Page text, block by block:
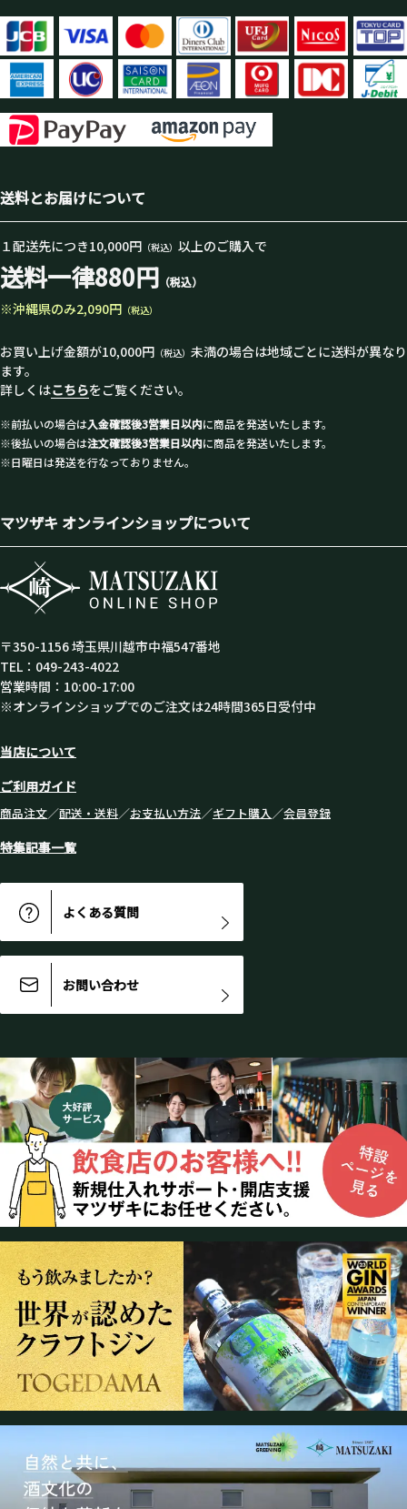
送料とお届けについて
１配送先につき10,000円 （税込） 以上のご購入で
送料一律880円 （税込）
※沖縄県のみ2,090円 （税込）
お買い上げ金額が10,000円 （税込） 未満の場合は地域ごとに送料が異なり
ます。
詳しくはこちらをご覧ください。
※前払いの場合は入金確認後3営業日以内に商品を発送いたします。
※後払いの場合は注文確認後3営業日以内に商品を発送いたします。
※日曜日は発送を行なっておりません。
マツザキ オンラインショップについて
〒350-1156 埼玉県川越市中福547番地
TEL：049-243-4022
営業時間：10:00-17:00
※オンラインショップでのご注文は24時間365日受付中
当店について
ご利用ガイド
商品注文／配送・送料／お支払い方法／ギフト購入／会員登録
特集記事一覧
よくある質問
お問い合わせ